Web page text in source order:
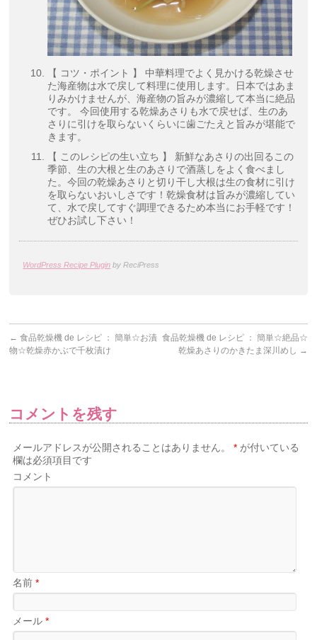
【 コツ・ポイント 】 中華料理でよく見かける乾燥させ
た海産物は水で戻して料理に使用します。日本ではあま
りみかけませんが、海産物の旨みが濃縮して本当に絶品
です。 今回使用する乾燥あさりも水で戻せば、生のあ
さりに引けを取らないくらいに歯ごたえと旨みが堪能で
きます。
【 このレシピの生い立ち 】 新鮮なあさりの出回るこの
季節、生の大根と生のあさりで酒蒸しをよく食べまし
た。今回の乾燥あさりと切り干し大根は生の食材に引け
を取らないおいしさです！乾燥食材は旨みが濃縮してい
て、水で戻してすぐ調理できるため本当にお手軽です！
ぜひお試し下さい！
WordPress Recipe Plugin by ReciPress
← 食品乾燥機 de レシピ ： 簡単☆お漬
物☆乾燥赤かぶで千枚漬け
食品乾燥機 de レシピ ： 簡単☆絶品☆
乾燥あさりのかきたま深川めし →
コメントを残す
メールアドレスが公開されることはありません。 * が付いている
欄は必須項目です
コメント
名前*
メール*